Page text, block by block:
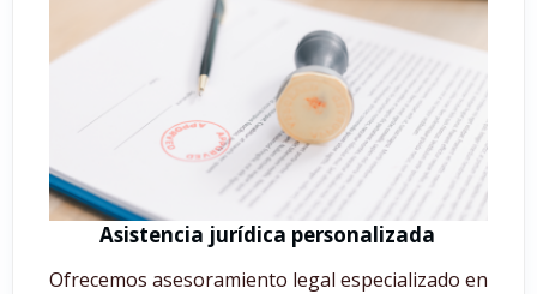
Asistencia jurídica personalizada
Ofrecemos asesoramiento legal especializado en